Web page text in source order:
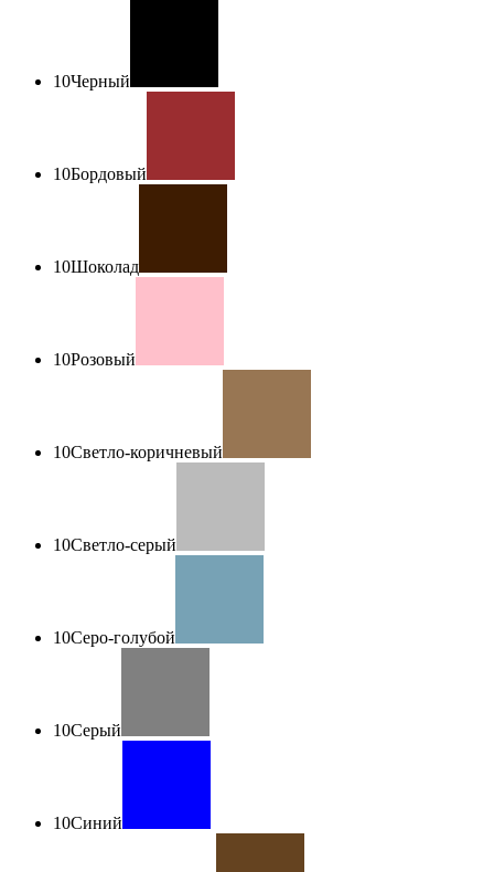
10Черный
10Бордовый
10Шоколад
10Розовый
10Светло-коричневый
10Светло-серый
10Серо-голубой
10Серый
10Синий